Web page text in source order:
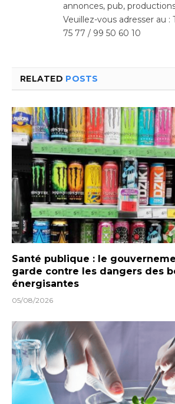
annonces, pub,
Veuillez-vous adresser au :
75 77 / 99 50 60 10
RELATED POSTS
Santé publique : le
garde contre les dangers des
énergisantes
05/08/2026